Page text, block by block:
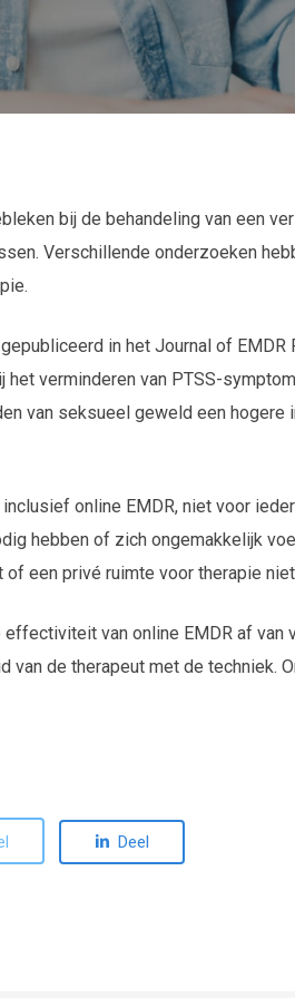
Door EMDR
bij de behandeling van een
Verschillende onderzoeken
in het Journal of
het verminderen van PTSS-
van seksueel geweld een
online EMDR, niet voor
hebben of zich ongemakkelijk
een privé ruimte voor therapie
effectiviteit van online EMDR af
van de therapeut met de
Deel